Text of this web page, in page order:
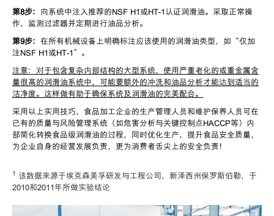
第8步： 向系统中注入推荐的NSF H1或HT-1 认证润滑油。采取正常操
作、监测过滤器并定期进行油品分析。
第9步： 在所有机械设备上明确标注应该使用的润滑油类型，如 “仅加
注NSF H1或HT-1 ” 。
注意：对于包含复杂内部结构的大型系统、使用严重老化的或重金属含
量很高的润滑油系统中，可能要额外的冲洗和油品分析才能达到适当的
洁净度。这样做有助于确保系统及润滑油的完美配合。
采用以上实用技巧，食品加工企业的生产管理人员和维护保养人员可在
已有的质量与风险管理系统（如危害分析与关键控制点 HACCP等）内
部简化转换食品级润滑油的过程，同时优化生产、提升食品安全质量，
为企业自身的经营发展负责，更为消费者舌尖上的安全负责！
1
该数据来源于埃克森美孚研发与工程公司，新泽西州保罗斯伯勒，于
2010和2011年所做实验结论